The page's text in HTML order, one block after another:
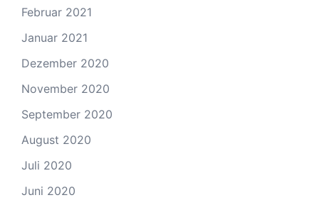
Februar 2021
Januar 2021
Dezember 2020
November 2020
September 2020
August 2020
Juli 2020
Juni 2020